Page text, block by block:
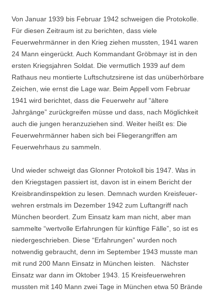
Von Januar 1939 bis Februar 1942 schweigen die Protokolle.
Für diesen Zeitraum ist zu berichten, dass viele
Feuerwehrmänner in den Krieg ziehen mussten, 1941 waren
24 Mann eingerückt. Auch Kommandant Gröbmayr ist in den
ersten Kriegsjahren Soldat. Die ver­mutlich 1939 auf dem
Rathaus neu montierte Luftschutzsirene ist das unüberhörbare
Zei­chen, wie ernst die Lage war. Beim Appell vom Februar
1941 wird berichtet, dass die Feuerwehr auf “ältere
Jahrgänge” zurückgreifen müsse und dass, nach Möglichkeit
auch die jungen heranzuziehen sind. Weiter heißt es: Die
Feuerwehrmänner haben sich bei Flieger­angriffen am
Feuerwehrhaus zu sammeln.
Und wieder schweigt das Glonner Protokoll bis 1947. Was in
den Kriegstagen passiert ist, davon ist in einem Bericht der
Kreisbrandinspektion zu lesen. Demnach wurden Kreisfeuer­
wehren erstmals im Dezember 1942 zum Luftangriff nach
München beordert. Zum Einsatz kam man nicht, aber man
sammelte “wertvolle Erfahrungen für künftige Fälle”, so ist es
niedergeschrieben. Diese “Erfahrungen” wurden noch
notwendig gebraucht, denn im Sep­tember 1943 musste man
mit rund 200 Mann Einsatz in München leisten. Nächster
Einsatz war dann im Oktober 1943. 15 Kreisfeuerwehren
mussten mit 140 Mann zwei Tage in Mün­chen etwa 50 Brände